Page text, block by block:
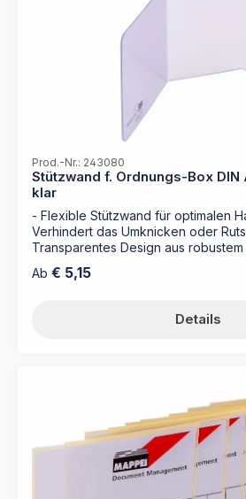
Prod.-Nr.: 243080
Stützwand f. Ordnungs-Box
klar
- Flexible Stützwand für optimalen
Verhindert das Umknicken oder
Transparentes Design aus
Stützwand von MAPPEI sorgt dafür,
ordentlich stehen bleiben. Das
sich dezent in Ihre Ablage ein und
Format: Passend für DIN A4
Stabilisiert Dokumente bei
Erleichtert das Durchblättern und
Regulärer Preis:
Ab € 5,15
Details